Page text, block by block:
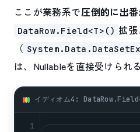
ここが業務系で圧倒的に出
DataRow.Field<T>() 拡
（
は、Nullableを直接受けられる
1